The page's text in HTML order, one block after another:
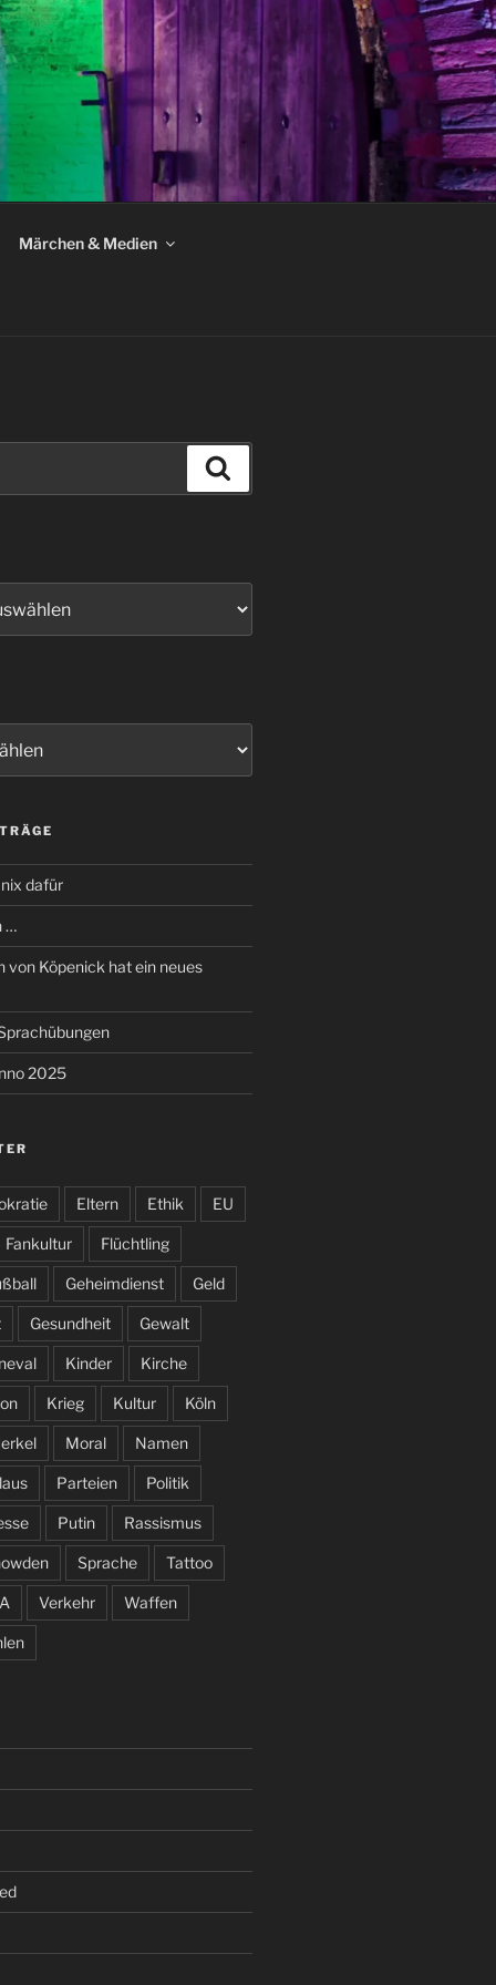
Märchen & Medien
dafür
…
von Köpenick hat ein neues
2025
Eltern Ethik EU
Fankultur Flüchtling
Geheimdienst Geld
Gesundheit Gewalt
Kinder Kirche
Krieg Kultur Köln
Moral Namen
Parteien Politik
Putin Rassismus
Sprache Tattoo
Verkehr Waffen